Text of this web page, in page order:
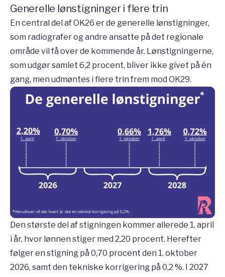
Generelle lønstigninger i flere trin
En central del af OK26 er de generelle lønstigninger,
som radiografer og andre ansatte på det regionale
område vil få over de kommende år. Lønstigningerne,
som udgør samlet 6,2 procent, bliver ikke givet på én
gang, men udmøntes i flere trin frem mod OK29.
Den største del af stigningen kommer allerede 1. april
i år, hvor lønnen stiger med 2,20 procent. Herefter
følger en stigning på 0,70 procent den 1. oktober
2026, samt den tekniske korrigering på 0,2 %. I 2027